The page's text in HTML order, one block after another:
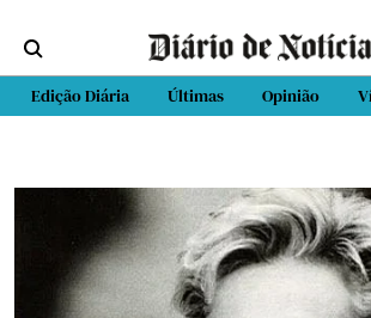
Edição Diária Últimas Opinião